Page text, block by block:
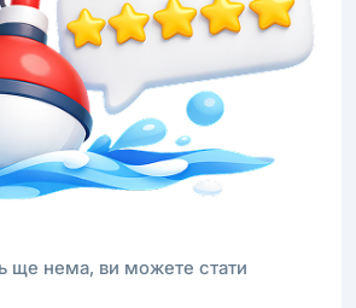
ще нема, ви можете стати